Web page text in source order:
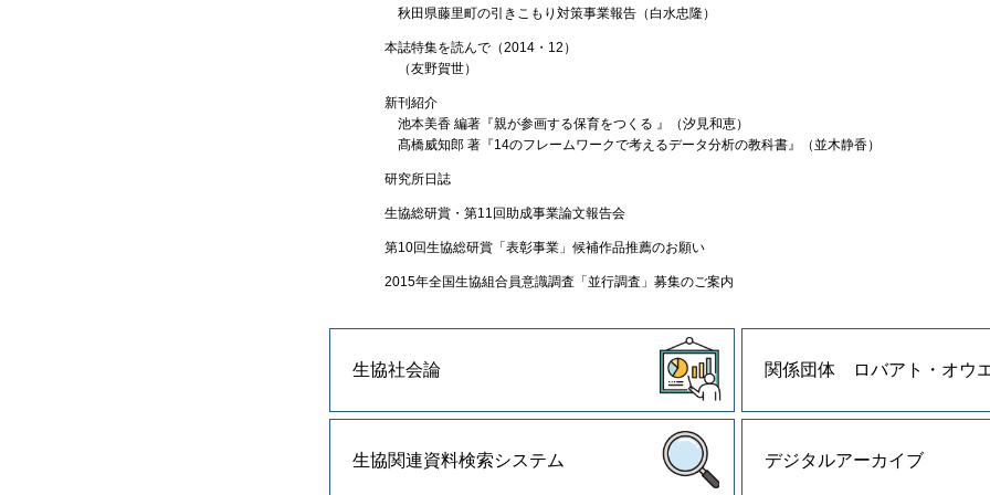
秋田県藤里町の引きこもり対策事業報告（白水忠隆）
本誌特集を読んで（2014・12）
（友野賀世）
新刊紹介
池本美香 編著『親が参画する保育をつくる 』（汐見和恵）
髙橋威知郎 著『14のフレームワークで考えるデータ分析の教科書』（並木静香）
研究所日誌
生協総研賞・第11回助成事業論文報告会
第10回生協総研賞「表彰事業」候補作品推薦のお願い
2015年全国生協組合員意識調査「並行調査」募集のご案内
生協社会論 関係団体 ロバアト・オウ
生協関連資料検索システム デジタルアーカイブ